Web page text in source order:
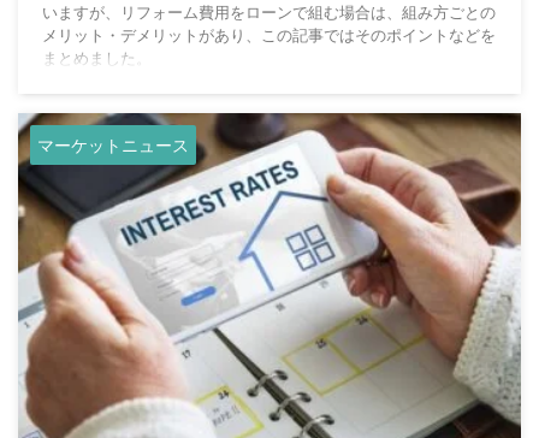
いますが、リフォーム費用をローンで組む場合は、組み方ごとの
メリット・デメリットがあり、この記事ではそのポイントなどを
まとめました。
マーケットニュース